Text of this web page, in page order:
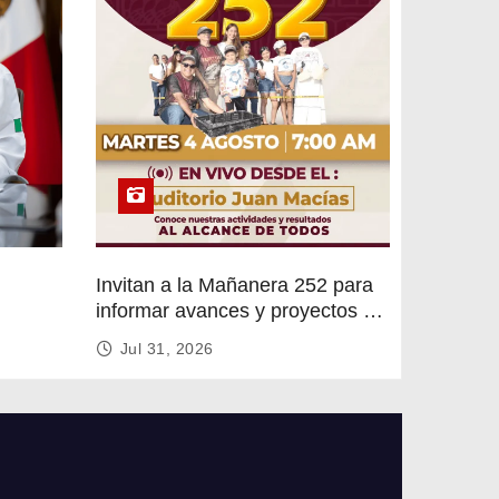
Invitan a la Mañanera 252 para
informar avances y proyectos de
Altamira
Jul 31, 2026